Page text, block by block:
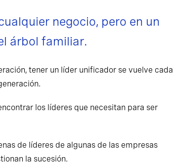
negocio, pero en un
árbol familiar.
tener un líder unificador se vuelve cada
los líderes que necesitan para ser
de líderes de algunas de las empresas
la sucesión.